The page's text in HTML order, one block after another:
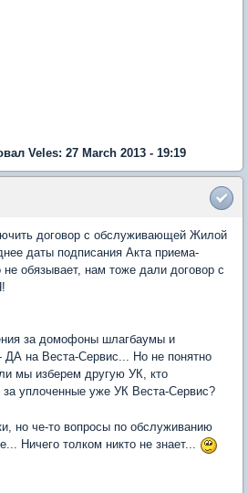
Veles: 27 March 2013 - 19:19
договор с обслуживающей Жилой
даты подписания Акта приема-
не обязывает, нам тоже дали договор с
за домофоны шлагбаумы и
ДА на Веста-Сервис... Но не понятно
мы изберем другую УК, кто
за уплоченные уже УК Веста-Сервис?
но че-то вопросы по обслуживанию
Ничего толком никто не знает...